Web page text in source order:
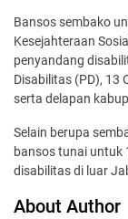
Bansos sembako
Kesejahteraan
penyandang
Disabilitas (PD), 13
serta delapan
Selain berupa
bansos tunai untuk
disabilitas di luar
About Author